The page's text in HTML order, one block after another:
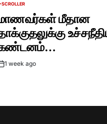
SCROLLER
மீதான
1 week ago